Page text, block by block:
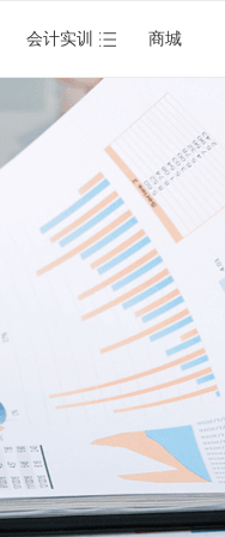
会计实训 商城